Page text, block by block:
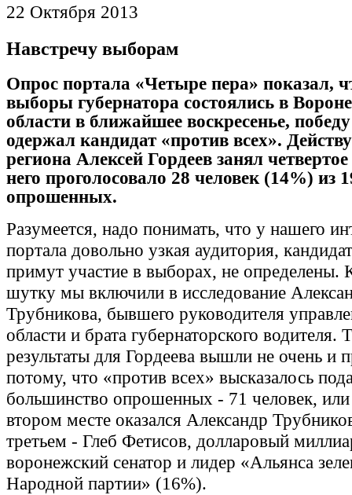
22 Октября 2013
Навстречу выборам
Опрос портала «Четыре пера» показал,
выборы губернатора состоялись в
области в ближайшее воскресенье,
одержал кандидат «против всех».
региона Алексей Гордеев занял
него проголосовало 28 человек (14%) из
опрошенных.
Разумеется, надо понимать, что у нашего
портала довольно узкая аудитория,
примут участие в выборах, не определены.
шутку мы включили в исследование
Трубникова, бывшего руководителя
области и брата губернаторского водителя.
результаты для Гордеева вышли не очень и
потому, что «против всех» высказалось
большинство опрошенных - 71 человек,
втором месте оказался Александр
третьем - Глеб Фетисов, долларовый
воронежский сенатор и лидер «Альянса
Народной партии» (16%).